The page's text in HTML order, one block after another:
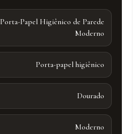
Porta-Papel Higiênico de Parede
Moderno
Porta-papel higiênico
Dourado
Moderno